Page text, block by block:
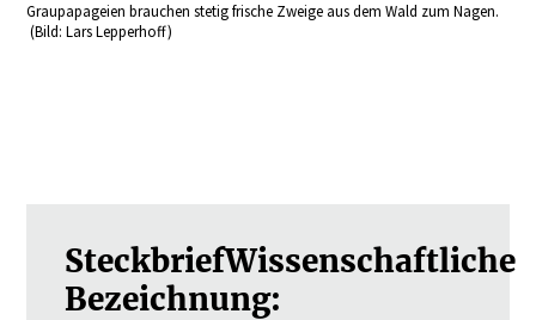
Graupapageien brauchen stetig frische Zweige aus dem Wald zum Nagen.
(Bild: Lars Lepperhoff)
SteckbriefWissenschaftliche
Bezeichnung: